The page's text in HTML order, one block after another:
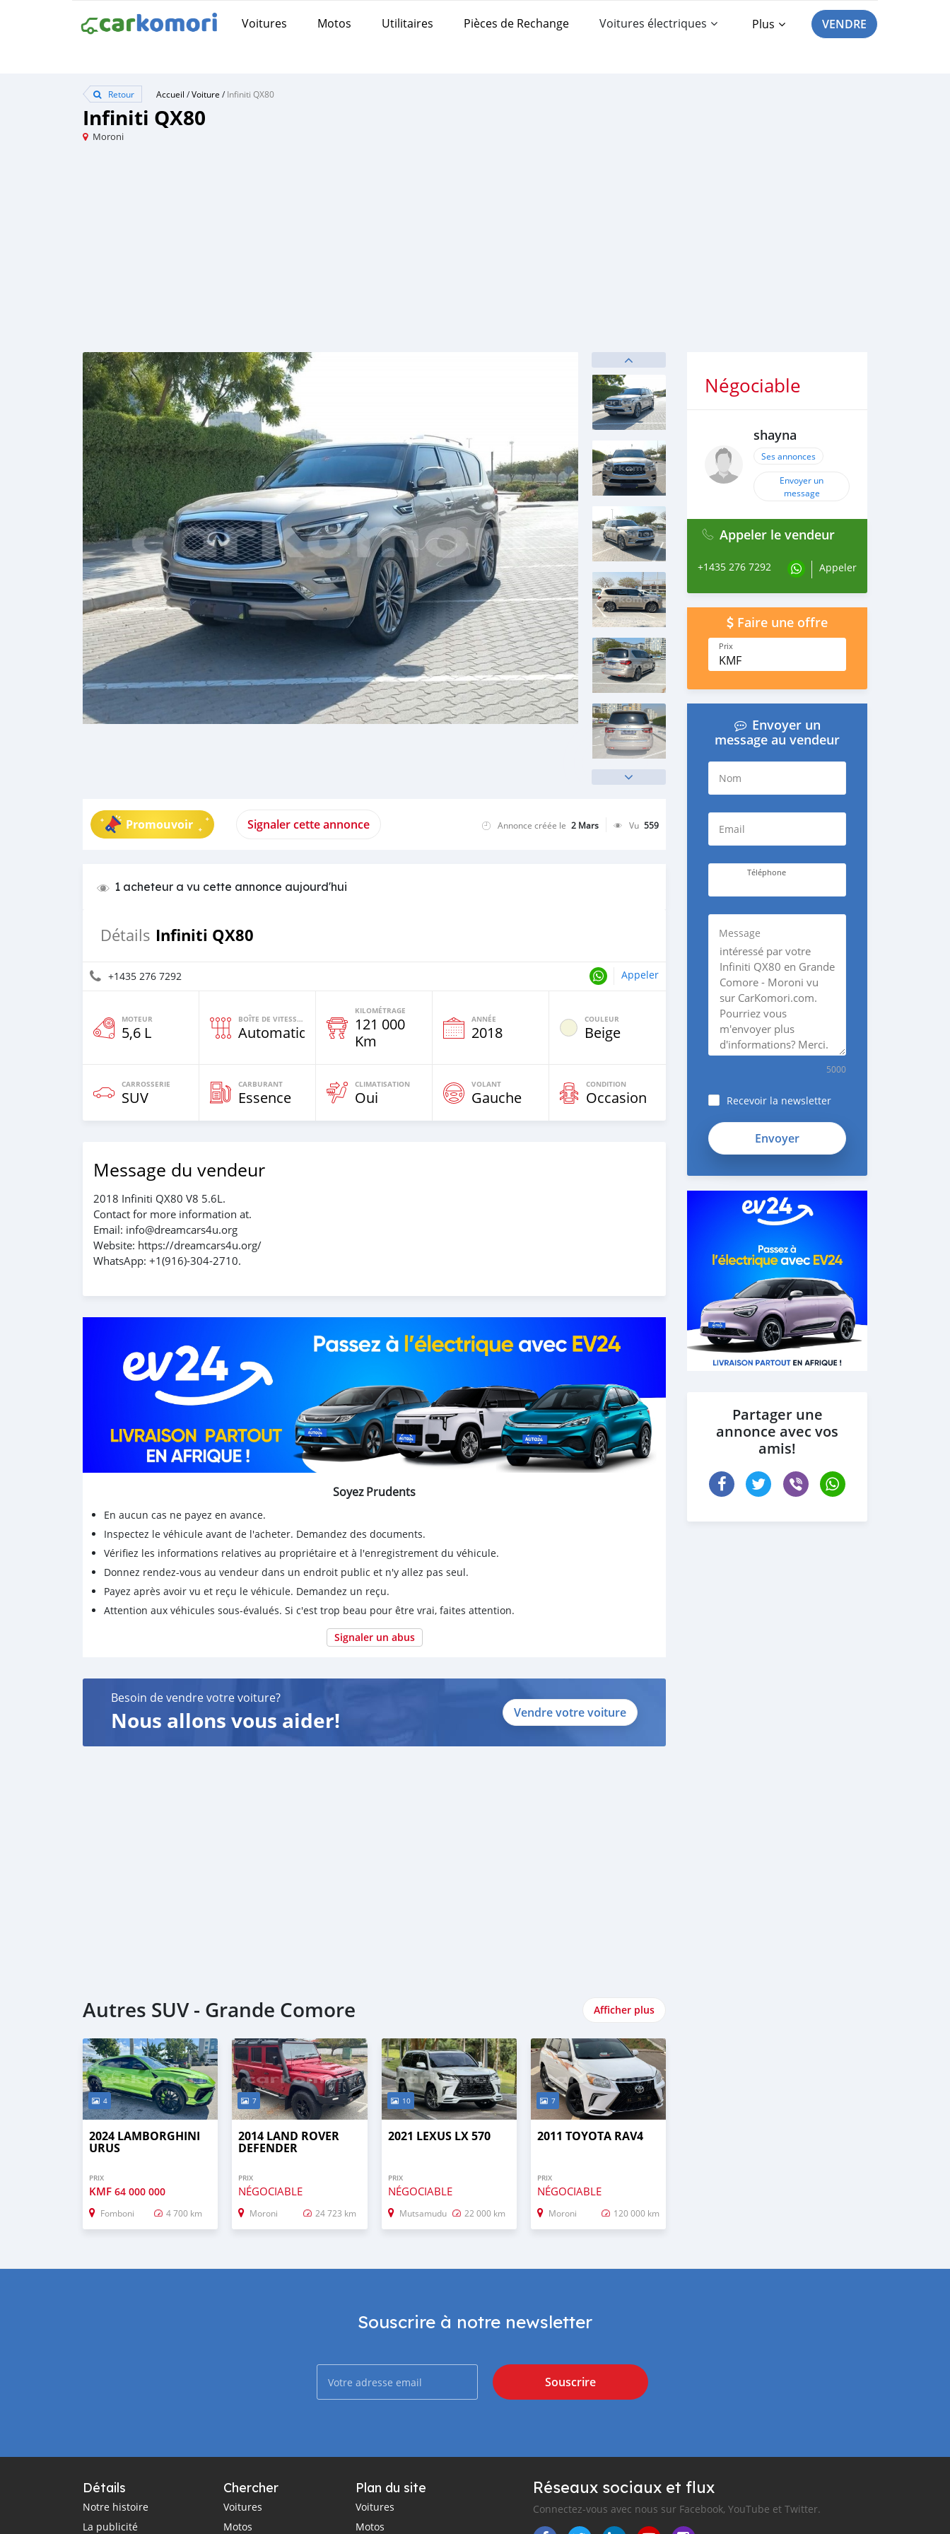
Voitures Motos Utilitaires Pièces de Rechange Voitures électriques Plus VENDRE
Retour Accueil /Voiture /Infiniti QX80
Infiniti QX80
Moroni
Promouvoir Signaler cette annonce Annonce créée le 2 Mars Vu 559
1 acheteur a vu cette annonce aujourd'hui
Détails Infiniti QX80
+1435 276 7292 Appeler
MOTEUR
5,6 L
BOÎTE DE VITESSES
Automatique
KILOMÉTRAGE
121 000
Km
ANNÉE
2018
COULEUR
Beige
CARROSSERIE
SUV
CARBURANT
Essence
CLIMATISATION
Oui
VOLANT
Gauche
CONDITION
Occasion
Message du vendeur
2018 Infiniti QX80 V8 5.6L.
Contact for more information at.
Email: info@dreamcars4u.org
Website: https://dreamcars4u.org/
WhatsApp: +1(916)-304-2710.
Soyez Prudents
En aucun cas ne payez en avance.
Inspectez le véhicule avant de l'acheter. Demandez des documents.
Vérifiez les informations relatives au propriétaire et à l'enregistrement du véhicule.
Donnez rendez-vous au vendeur dans un endroit public et n'y allez pas seul.
Payez après avoir vu et reçu le véhicule. Demandez un reçu.
Attention aux véhicules sous-évalués. Si c'est trop beau pour être vrai, faites attention.
Signaler un abus
Besoin de vendre votre voiture?
Nous allons vous aider! Vendre votre voiture
Autres SUV - Grande Comore Afficher plus
4
2024 LAMBORGHINI
URUS
PRIX
KMF 64 000 000
Fomboni 4 700 km
7
2014 LAND ROVER
DEFENDER
PRIX
NÉGOCIABLE
Moroni 24 723 km
10
2021 LEXUS LX 570
PRIX
NÉGOCIABLE
Mutsamudu 22 000 km
7
2011 TOYOTA RAV4
PRIX
NÉGOCIABLE
Moroni 120 000 km
Négociable
shayna
Ses annonces
Envoyer un
message
Appeler le vendeur
+1435 276 7292 Appeler
Faire une offre
Prix
KMF
Envoyer un
message au vendeur
Nom
Email
Téléphone
Message
5000
Recevoir la newsletter
Partager une
annonce avec vos
amis!
Souscrire à notre newsletter
Souscrire
Détails
Notre histoire
La publicité
Chercher
Voitures
Motos
Plan du site
Voitures
Motos
Réseaux sociaux et flux
Connectez-vous avec nous sur Facebook, YouTube et Twitter.